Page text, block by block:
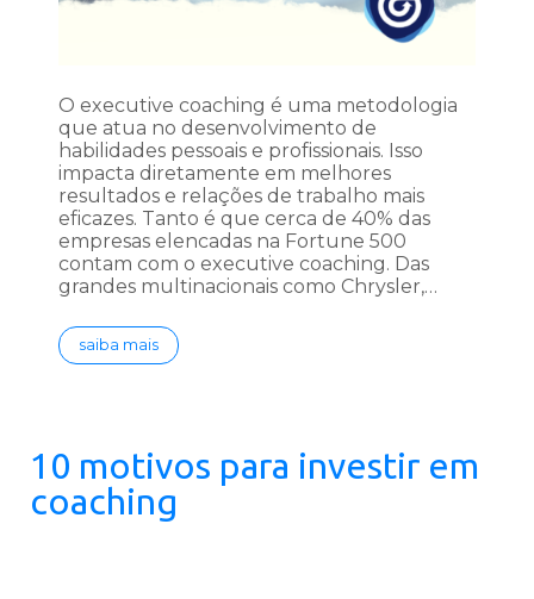
O executive coaching é uma metodologia
que atua no desenvolvimento de
habilidades pessoais e profissionais. Isso
impacta diretamente em melhores
resultados e relações de trabalho mais
eficazes. Tanto é que cerca de 40% das
empresas elencadas na Fortune 500
contam com o executive coaching. Das
grandes multinacionais como Chrysler,…
saiba mais
10 motivos para investir em
coaching